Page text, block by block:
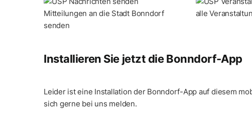
Mitteilungen an die Stadt Bonndorf
senden
alle
Installieren Sie jetzt die Bonndorf-App
Leider ist eine Installation der Bonndorf-App auf diesem
sich gerne bei uns melden.